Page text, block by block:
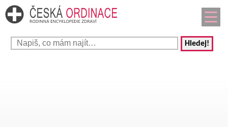
Hledej!